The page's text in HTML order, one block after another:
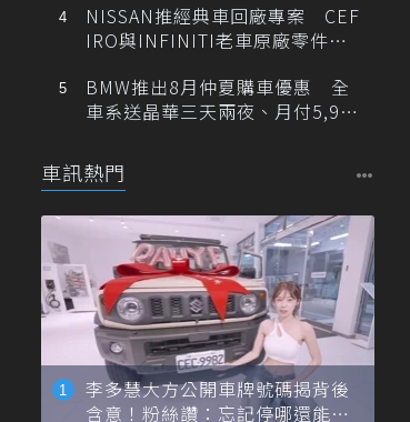
NISSAN推經典車回廠專案 CEF
IRO與INFINITI老車原廠零件最
BMW推出8月仲夏購車優惠 全
車系送晶華三天兩夜、月付5,900
車訊熱門
李多慧大方公開車牌號碼揭背後
含意！粉絲讚：忘記停哪還能幫